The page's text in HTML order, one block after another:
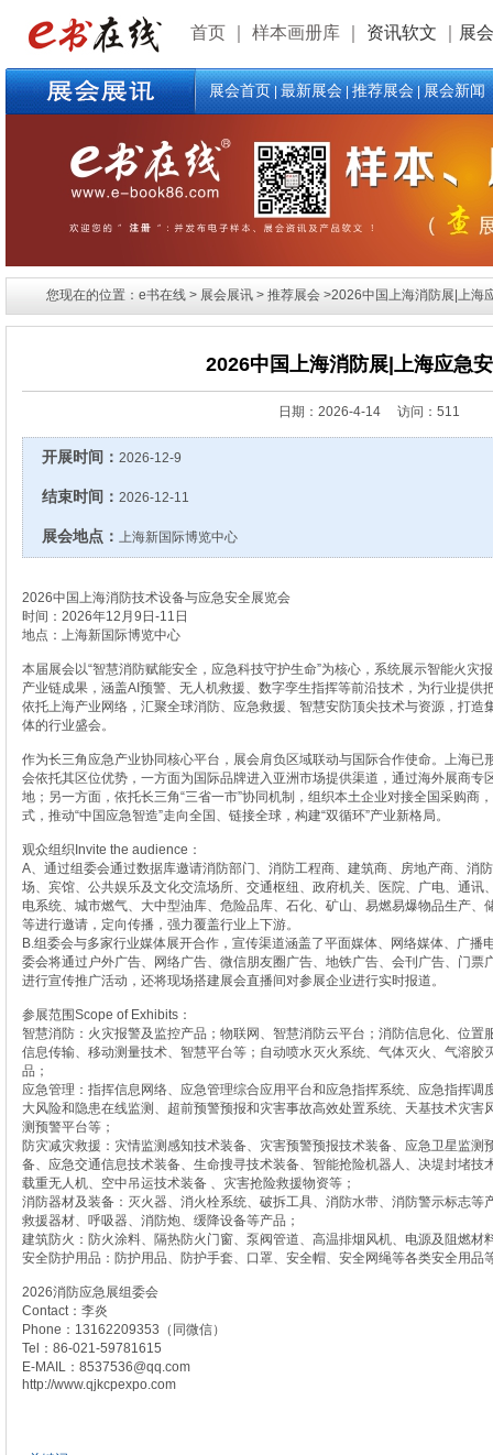
首页 样本画册库 资讯软文 展
展会首页|最新展会|推荐展会|展会新闻
您现在的位置：e书在线 > 展会展讯 > 推荐展会 >2026中国上海消防展|上海
2026中国上海消防展|上海应急
日期： 2026-4-14 访问：511
开展时间： 2026-12-9
结束时间： 2026-12-11
展会地点： 上海新国际博览中心
2026中国上海消防技术设备与应急安全展览会
时间：2026年12月9日-11日
地点：上海新国际博览中心
本届展会以“智慧消防赋能安全，应急科技守护生命”为核心，系统展示智能火灾
产业链成果，涵盖AI预警、无人机救援、数字孪生指挥等前沿技术，为行业提供
依托上海产业网络，汇聚全球消防、应急救援、智慧安防顶尖技术与资源，打造
体的行业盛会。
作为长三角应急产业协同核心平台，展会肩负区域联动与国际合作使命。上海已
会依托其区位优势，一方面为国际品牌进入亚洲市场提供渠道，通过海外展商专
地；另一方面，依托长三角“三省一市”协同机制，组织本土企业对接全国采购商
式，推动“中国应急智造”走向全国、链接全球，构建“双循环”产业新格局。
观众组织Invite the audience：
A、通过组委会通过数据库邀请消防部门、消防工程商、建筑商、房地产商、消
场、宾馆、公共娱乐及文化交流场所、交通枢纽、政府机关、医院、广电、通讯
电系统、城市燃气、大中型油库、危险品库、石化、矿山、易燃易爆物品生产、
等进行邀请，定向传播，强力覆盖行业上下游。
B.组委会与多家行业媒体展开合作，宣传渠道涵盖了平面媒体、网络媒体、广播
委会将通过户外广告、网络广告、微信朋友圈广告、地铁广告、会刊广告、门票
进行宣传推广活动，还将现场搭建展会直播间对参展企业进行实时报道。
参展范围Scope of Exhibits：
智慧消防：火灾报警及监控产品；物联网、智慧消防云平台；消防信息化、位置
信息传输、移动测量技术、智慧平台等；自动喷水灭火系统、气体灭火、气溶胶
品；
应急管理：指挥信息网络、应急管理综合应用平台和应急指挥系统、应急指挥调
大风险和隐患在线监测、超前预警预报和灾害事故高效处置系统、天基技术灾害
测预警平台等；
防灾减灾救援：灾情监测感知技术装备、灾害预警预报技术装备、应急卫星监测
备、应急交通信息技术装备、生命搜寻技术装备、智能抢险机器人、决堤封堵技
载重无人机、空中吊运技术装备 、灾害抢险救援物资等；
消防器材及装备：灭火器、消火栓系统、破拆工具、消防水带、消防警示标志等
救援器材、呼吸器、消防炮、缓降设备等产品；
建筑防火：防火涂料、隔热防火门窗、泵阀管道、高温排烟风机、电源及阻燃材
安全防护用品：防护用品、防护手套、口罩、安全帽、安全网绳等各类安全用品
2026消防应急展组委会
Contact：李炎
Phone：13162209353（同微信）
Tel：86-021-59781615
E-MAIL：8537536@qq.com
http://www.qjkcpexpo.com